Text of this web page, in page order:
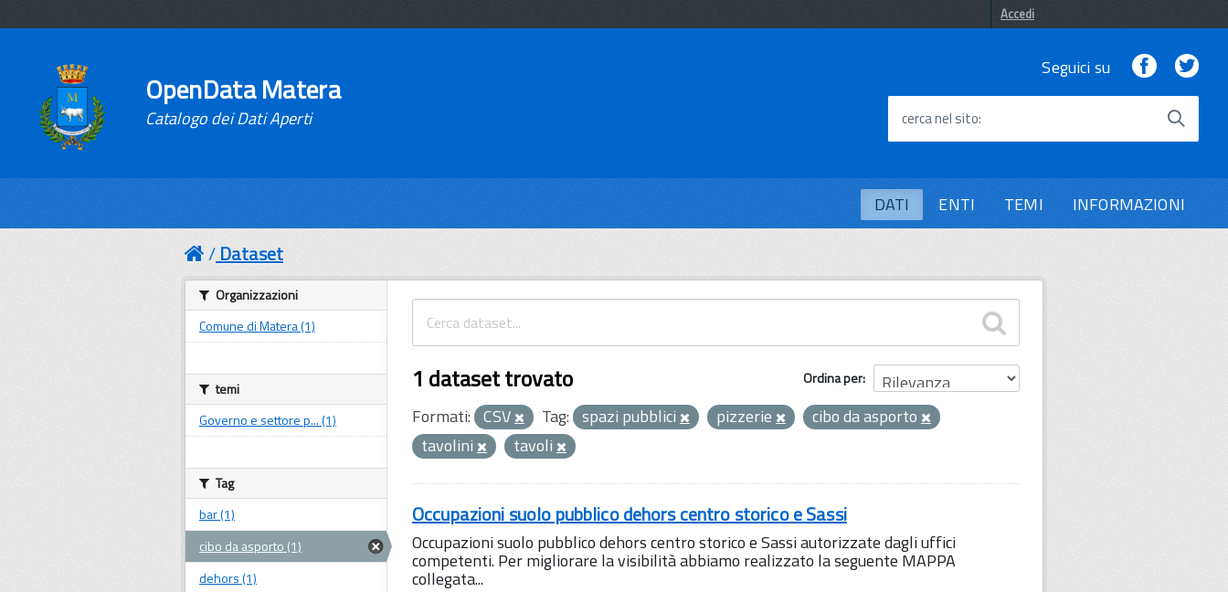
Accedi
OpenData Matera
Catalogo dei Dati Aperti
Seguici su Facebook
cerca nel sito
DATI ENTI TEMI INFORMAZIONI
Dataset
Ordina per
1 dataset trovato
Formati: CSV Tag: spazi pubblici pizzerie
cibo da asporto
tavolini
tavoli
Occupazioni suolo pubblico dehors centro storico e Sassi
Occupazioni suolo pubblico dehors centro storico e Sassi autorizzate dagli uffici
competenti. Per migliorare la visibilità abbiamo realizzato la seguente MAPPA
collegata...
Organizzazioni
Comune di Matera (1)
temi
Governo e settore p... (1)
Tag
bar (1)
cibo da asporto (1)
dehors (1)